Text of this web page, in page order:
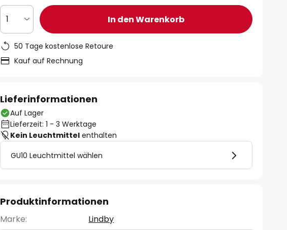
1 In den Warenkorb
50 Tage kostenlose Retoure
Kauf auf Rechnung
Lieferinformationen
Auf Lager
Lieferzeit: 1 - 3 Werktage
Kein Leuchtmittel enthalten
GU10 Leuchtmittel wählen
Produktinformationen
Marke:
Lindby